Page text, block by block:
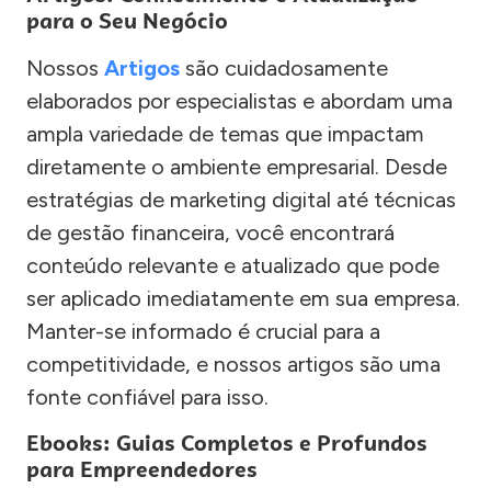
para o Seu Negócio
Nossos Artigos são cuidadosamente
elaborados por especialistas e abordam uma
ampla variedade de temas que impactam
diretamente o ambiente empresarial. Desde
estratégias de marketing digital até técnicas
de gestão financeira, você encontrará
conteúdo relevante e atualizado que pode
ser aplicado imediatamente em sua empresa.
Manter-se informado é crucial para a
competitividade, e nossos artigos são uma
fonte confiável para isso.
Ebooks: Guias Completos e Profundos
para Empreendedores